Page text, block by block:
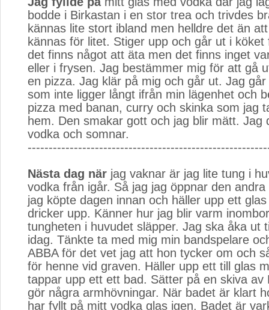
bodde i Birkastan i en stor trea och trivdes
kännas lite stort ibland men helldre det än
kännas för litet. Stiger upp och går ut i
det finns något att äta men det finns inget
eller i frysen. Jag bestämmer mig för att gå
en pizza. Jag klär på mig och går ut. Jag går
som inte ligger långt ifrån min lägenhet och
pizza med banan, curry och skinka som jag
hem. Den smakar gott och jag blir mätt. Jag
vodka och somnar.
Nästa dag när jag vaknar är jag lite tung i
vodka från igår. Så jag jag öppnar den
jag köpte dagen innan och häller upp ett
dricker upp. Känner hur jag blir varm
tungheten i huvudet släpper. Jag ska åka ut
idag. Tänkte ta med mig min bandspelare
ABBA för det vet jag att hon tycker om och
för henne vid graven. Häller upp ett till glas
tappar upp ett ett bad. Sätter på en skiva av
gör några armhövningar. När badet är klart
har fyllt på mitt vodka glas igen. Badet är